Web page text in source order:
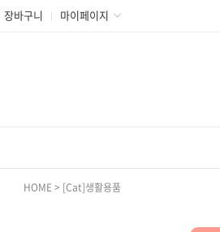
장바구니 마이페이지
HOME> [Cat]생활용품